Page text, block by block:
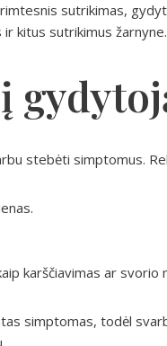
sutrikimas,
kitus sutrikimus žarnyne.
stebėti simptomus.
karščiavimas ar svorio
simptomas, todėl